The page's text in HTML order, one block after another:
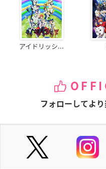
アイドリッシ...
フォローしてよ